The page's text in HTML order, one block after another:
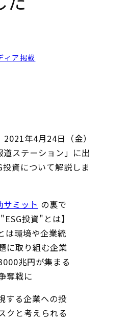
ィア掲載
年4月24日（金）
ステーション」に出
資について解説しま
ミット の裏で
"ESG投資"とは】
は環境や企業統
に取り組む企業
兆円が集まる
奪戦に
する企業への投
クと考えられる